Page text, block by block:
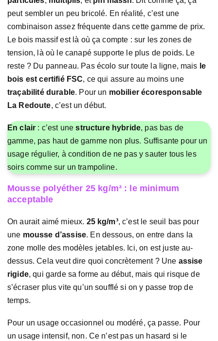
peut sembler un peu bricolé. En réalité, c’est une
combinaison assez fréquente dans cette gamme de prix.
Le bois massif est là où ça compte : sur les zones de
tension, là où le canapé supporte le plus de poids. Le
reste ? Du panneau. Pas écolo sur toute la ligne, mais le
bois est certifié FSC, ce qui assure au moins une
traçabilité durable. Pour un mobilier écoresponsable
La Redoute, c’est un début.
En clair : c’est unestructure hybride, pas bas de
gamme, pas haut de gamme non plus. Suffisante pour un
usage régulier, à condition de ne pas y sauter tous les
soirs comme sur un trampoline.
Mousse polyéther 25 kg/m³ : le minimum
acceptable
On aurait aimé mieux. 25 kg/m³, c’est le seuil bas pour
une mousse d’assise. En dessous, on entre dans la
zone molle des modèles jetables. Ici, on est juste au-
dessus. Cela veut dire quoi concrètement ? Une assise
rigide, qui garde sa forme au début, mais qui risque de
s’écraser plus vite qu’un soufflé si on y passe trop de
temps.
Pour un usage occasionnel ou modéré, ça passe. Pour
un usage intensif, non. Ce n’est pas un hasard si le